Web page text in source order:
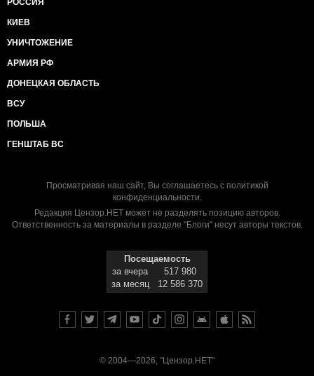
РОССИЯ
КИЕВ
УНИЧТОЖЕНИЕ
АРМИЯ РФ
ДОНЕЦКАЯ ОБЛАСТЬ
ВСУ
ПОЛЬША
ГЕНШТАБ ВС
Просматривая наш сайт, Вы соглашаетесь с политикой
конфиденциальности.
Редакция Цензор.НЕТ может не разделять позицию авторов.
Ответственность за материалы в разделе "Блоги" несут авторы текстов.
Посещаемость
за вчера
517 980
за месяц
12 586 370
© 2004—2026, "Цензор.НЕТ"